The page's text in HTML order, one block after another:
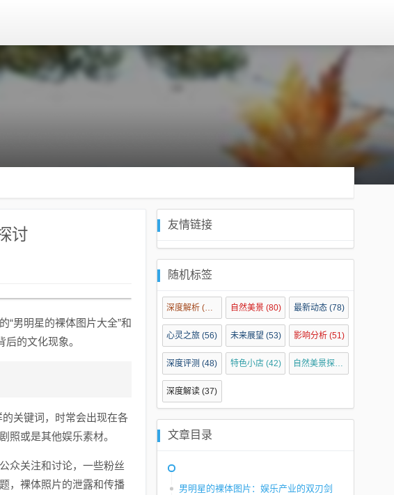
讨
“男明星的裸体图片大全”和
的文化现象。
关键词，时常会出现在各
照或是其他娱乐素材。
众关注和讨论，一些粉丝
，裸体照片的泄露和传播
友情链接
随机标签
深度解析(134) 自然美景(80) 最新动态(78)
心灵之旅 (56) 未来展望 (53) 影响分析(51)
深度评测 (48) 特色小店(42) 自然美景探索
深度解读 (37)
文章目录
男明星的裸体图片：娱乐产业的双刃剑